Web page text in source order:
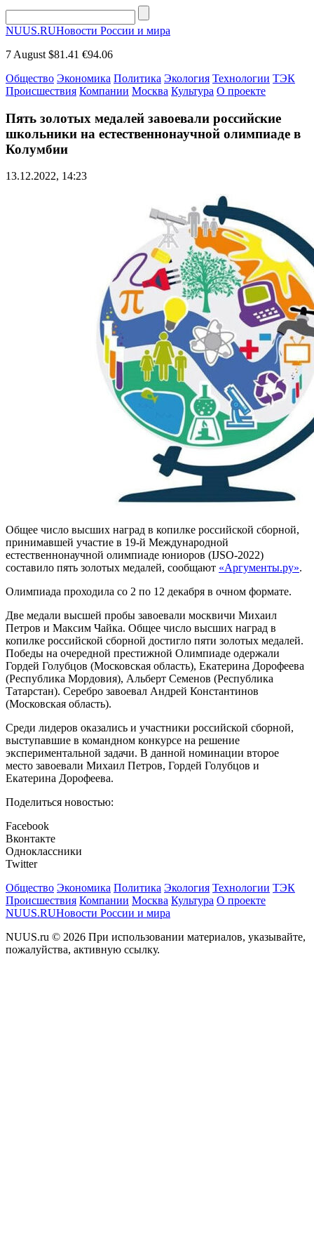
NUUS.RUНовости России и мира
7 August $81.41 €94.06
Общество Экономика Политика Экология Технологии ТЭК
Происшествия Компании Москва Культура О проекте
Пять золотых медалей завоевали российские
школьники на естественнонаучной олимпиаде в
Колумбии
13.12.2022, 14:23
Общее число высших наград в копилке российской сборной,
принимавшей участие в 19-й Международной
естественнонаучной олимпиаде юниоров (IJSO-2022)
составило пять золотых медалей, сообщают «Аргументы.ру».
Олимпиада проходила со 2 по 12 декабря в очном формате.
Две медали высшей пробы завоевали москвичи Михаил
Петров и Максим Чайка. Общее число высших наград в
копилке российской сборной достигло пяти золотых медалей.
Победы на очередной престижной Олимпиаде одержали
Гордей Голубцов (Московская область), Екатерина Дорофеева
(Республика Мордовия), Альберт Семенов (Республика
Татарстан). Серебро завоевал Андрей Константинов
(Московская область).
Среди лидеров оказались и участники российской сборной,
выступавшие в командном конкурсе на решение
экспериментальной задачи. В данной номинации второе
место завоевали Михаил Петров, Гордей Голубцов и
Екатерина Дорофеева.
Поделиться новостью:
Facebook
Вконтакте
Одноклассники
Twitter
Общество Экономика Политика Экология Технологии ТЭК
Происшествия Компании Москва Культура О проекте
NUUS.RUНовости России и мира
NUUS.ru © 2026 При использовании материалов, указывайте,
пожалуйства, активную ссылку.